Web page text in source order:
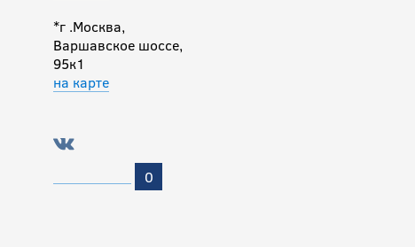
*г .Москва,
Варшавское шоссе,
95к1
на карте
0